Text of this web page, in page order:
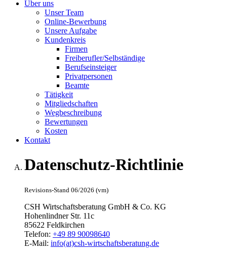
Über uns
Unser Team
Online-Bewerbung
Unsere Aufgabe
Kundenkreis
Firmen
Freiberufler/Selbständige
Berufseinsteiger
Privatpersonen
Beamte
Tätigkeit
Mitgliedschaften
Wegbeschreibung
Bewertungen
Kosten
Kontakt
Datenschutz-Richtlinie
Revisions-Stand 06/2026 (vm)
CSH Wirtschaftsberatung GmbH & Co. KG
Hohenlindner Str. 11c
85622 Feldkirchen
Telefon: +49 89 90098640
E-Mail: info(at)csh-wirtschaftsberatung.de